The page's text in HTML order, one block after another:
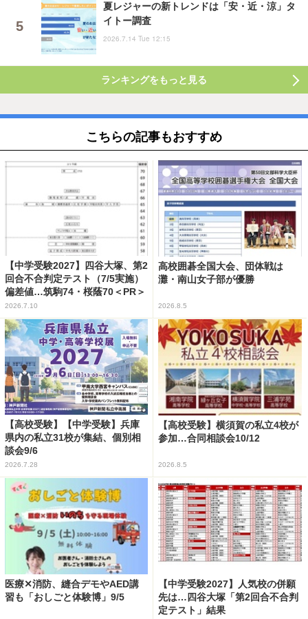
夏レジャーの新トレンドは「安・近・涼」タ
イトー調査
2026.7.14 Tue 12:15
ランキングをもっと見る
こちらの記事もおすすめ
【中学受験2027】四谷大塚、第2
回合不合判定テスト（7/5実施）
偏差値…筑駒74・桜蔭70＜PR＞
2026.7.10
高校囲碁全国大会、団体戦は
灘・南山女子部が優勝
2026.8.5
【高校受験】【中学受験】兵庫
県内の私立31校が集結、個別相
談会9/6
2026.7.28
【高校受験】横須賀の私立4校が
参加…合同相談会10/12
2026.8.5
医療✕消防、縫合デモやAED講
習も「おしごと体験博」9/5
【中学受験2027】人気校の併願
先は…四谷大塚「第2回合不合判
定テスト」結果